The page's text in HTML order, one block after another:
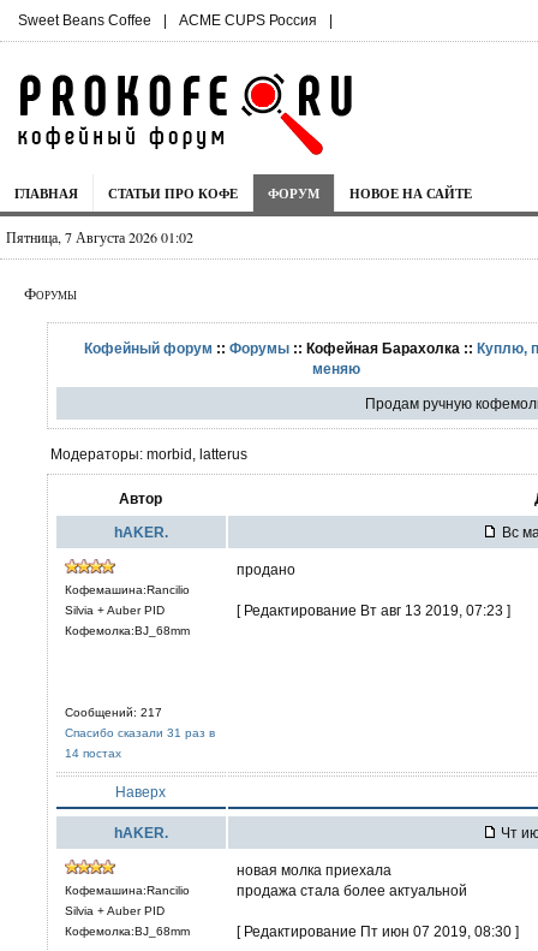
Sweet Beans Coffee | ACME CUPS Россия |
ГЛАВНАЯ СТАТЬИ ПРО КОФЕ ФОРУМ НОВОЕ НА САЙТЕ
Пятница, 7 Августа 2026 01:02
Форумы
Кофейный форум :: Форумы :: Кофейная Барахолка :: Куплю,
меняю
Продам ручную
Модераторы: morbid, latterus
Автор
hAKER. Вс
Кофемашина:Rancilio
Silvia + Auber PID
Кофемолка:BJ_68mm
Сообщений: 217
Спасибо сказали 31 раз в
14 постах
продано
[ Редактирование Вт авг 13 2019, 07:23 ]
Наверх
hAKER. Чт
Кофемашина:Rancilio
Silvia + Auber PID
Кофемолка:BJ_68mm
новая молка приехала
продажа стала более актуальной
[ Редактирование Пт июн 07 2019, 08:30 ]